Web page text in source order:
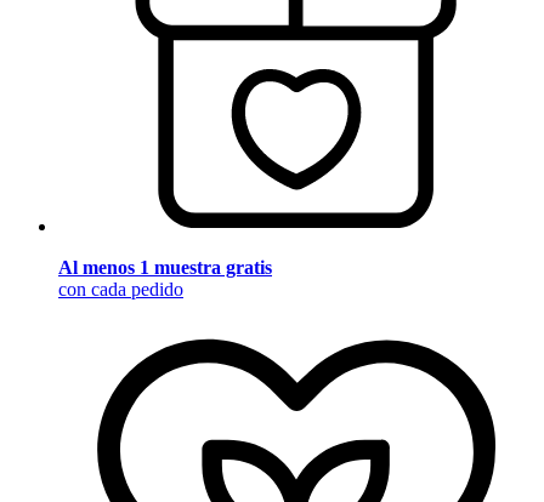
Al menos 1 muestra gratis
con cada pedido